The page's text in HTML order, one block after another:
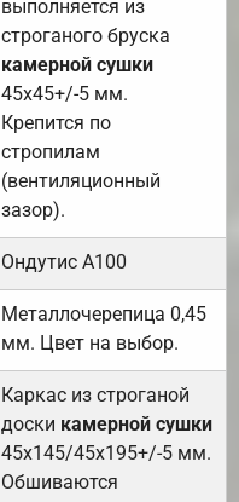
выполняется из
строганого бруска
камерной сушки
45х45+/-5 мм.
Крепится по
стропилам
(вентиляционный
зазор).
Ондутис А100
Металлочерепица 0,45
мм. Цвет на выбор.
Каркас из строганой
доски камерной сушки
45х145/45х195+/-5 мм.
Обшиваются